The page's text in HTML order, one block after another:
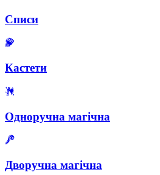
Списи
Кастети
Одноручна магічна
Дворучна магічна